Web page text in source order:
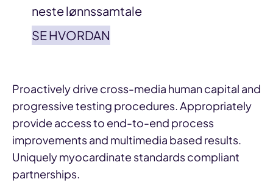
neste lønnssamtale
SE HVORDAN
Proactively drive cross-media human capital and
progressive testing procedures. Appropriately
provide access to end-to-end process
improvements and multimedia based results.
Uniquely myocardinate standards compliant
partnerships.